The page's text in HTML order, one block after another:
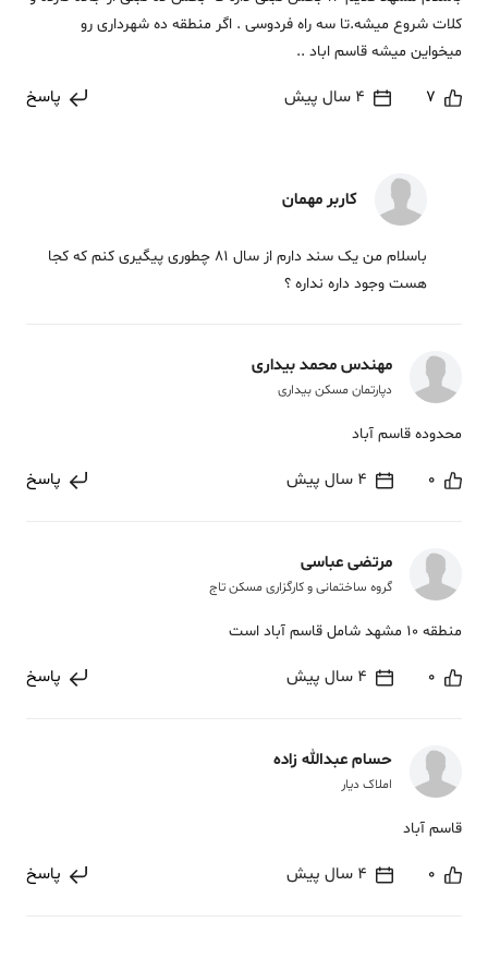
کلات شروع میشه.تا سه راه فردوسی . اگر منطقه ده شهرداری رو
میخواین میشه قاسم اباد ..
7 4 سال پیش پاسخ
کاربر مهمان
باسلام من یک سند دارم از سال 81 چطوری پیگیری کنم که کجا
هست وجود داره نداره ؟
مهندس محمد بیداری
دپارتمان مسکن بیداری
محدوده قاسم آباد
0 4 سال پیش پاسخ
مرتضی عباسی
گروه ساختمانی و کارگزاری مسکن تاج
منطقه 10 مشهد شامل قاسم آباد است
0 4 سال پیش پاسخ
حسام عبدالله زاده
املاک دیار
قاسم آباد
0 4 سال پیش پاسخ